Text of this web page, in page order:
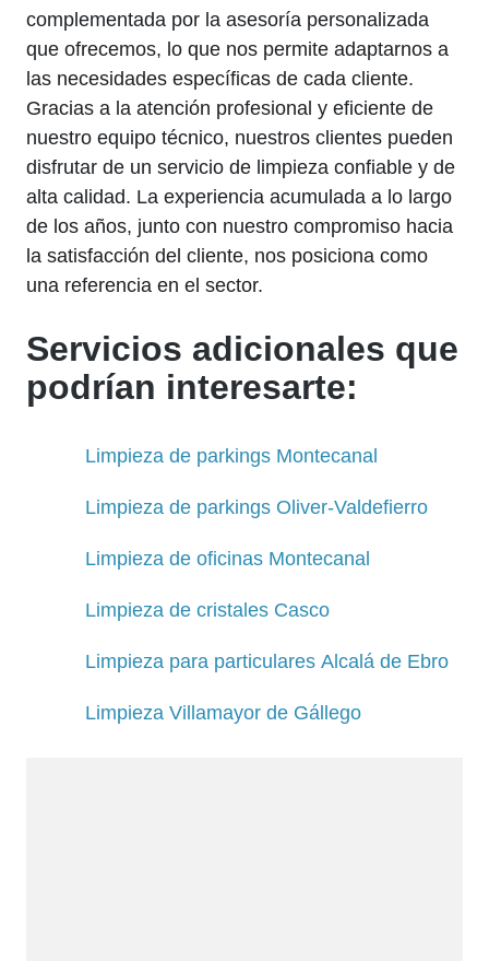
complementada por la asesoría personalizada
que ofrecemos, lo que nos permite adaptarnos a
las necesidades específicas de cada cliente.
Gracias a la atención profesional y eficiente de
nuestro equipo técnico, nuestros clientes pueden
disfrutar de un servicio de limpieza confiable y de
alta calidad. La experiencia acumulada a lo largo
de los años, junto con nuestro compromiso hacia
la satisfacción del cliente, nos posiciona como
una referencia en el sector.
Servicios adicionales que
podrían interesarte:
Limpieza de parkings Montecanal
Limpieza de parkings Oliver-Valdefierro
Limpieza de oficinas Montecanal
Limpieza de cristales Casco
Limpieza para particulares Alcalá de Ebro
Limpieza Villamayor de Gállego